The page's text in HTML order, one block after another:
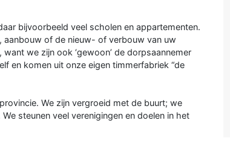
bijvoorbeeld veel scholen en appartementen.
aanbouw of de nieuw- of verbouw van uw
we zijn ook ‘gewoon’ de dorpsaannemer
en komen uit onze eigen timmerfabriek “de
We zijn vergroeid met de buurt; we
steunen veel verenigingen en doelen in het